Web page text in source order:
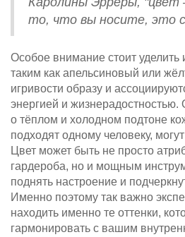
то, что вы носите, это
Особое внимание стоит уделить
таким как апельсиновый или
игривости образу и
энергией и
о тёплом и холодном подтоне
подходят одному человеку,
Цвет может быть не просто
гардероба, но и мощным
поднять настроение и
Именно поэтому так важно
находить именно те оттенки,
гармонировать с вашим